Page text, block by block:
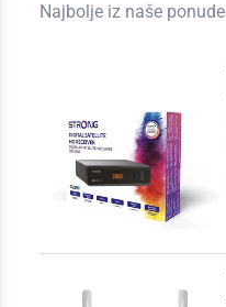
Najbolje iz naše ponude